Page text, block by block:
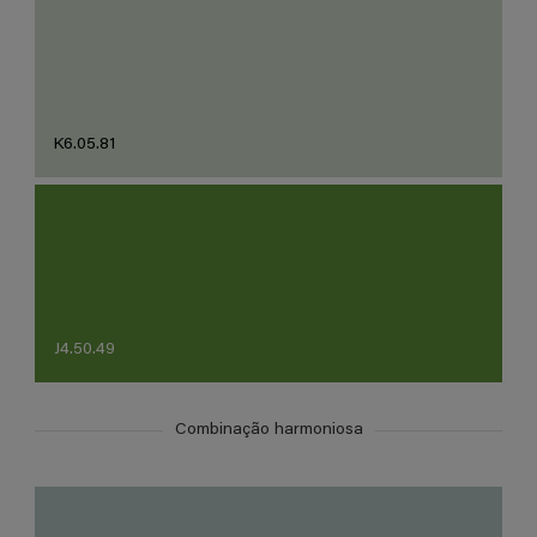
K6.05.81
J4.50.49
Combinação harmoniosa